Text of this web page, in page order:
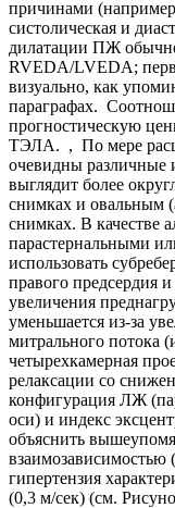
причинами
систолическая и
дилатации ПЖ
RVEDA/LVEDA;
визуально, как
параграфах.
прогностическую
ТЭЛА. , По мере
очевидны различные
выглядит более
снимках и овальным
снимках. В качестве
парастернальными
использовать
правого предсердия
увеличения
уменьшается из-за
митрального потока
четырехкамерная
релаксации со
конфигурация ЛЖ
оси) и индекс
объяснить
взаимозависимостью
гипертензия
(0,3 м/сек) (см.